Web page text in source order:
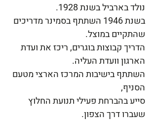
נולד בארביל בשנת 1928.
בשנת 1946 השתתף בסמינר מדריכים
שהתקיים במוצל.
הדריך קבוצות בוגרים, ריכז את ועדת
הארגון וועדת העליה.
השתתף בישיבות המרכז הארצי מטעם
הסניף,
סייע בהברחת פעילי תנועת החלוץ
שעברו דרך הצפון.